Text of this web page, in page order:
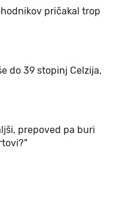
pričakal trop
do 39 stopinj Celzija,
prepoved pa buri